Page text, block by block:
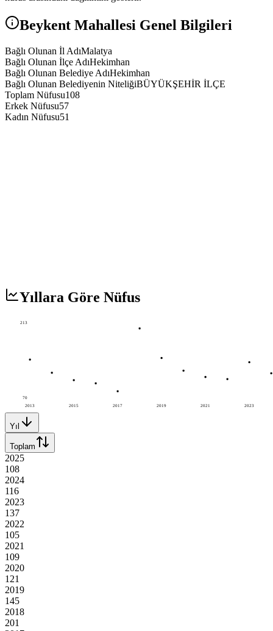
Beykent Mahallesi Genel Bilgileri
Bağlı Olunan İl AdıMalatya
Bağlı Olunan İlçe AdıHekimhan
Bağlı Olunan Belediye AdıHekimhan
Bağlı Olunan Belediyenin NiteliğiBÜYÜKŞEHİR İLÇE
Toplam Nüfusu108
Erkek Nüfusu57
Kadın Nüfusu51
Yıllara Göre Nüfus
2013 2015 2017 2019 2021 2023
213
70
Yıl
Toplam
2025
108
2024
116
2023
137
2022
105
2021
109
2020
121
2019
145
2018
201